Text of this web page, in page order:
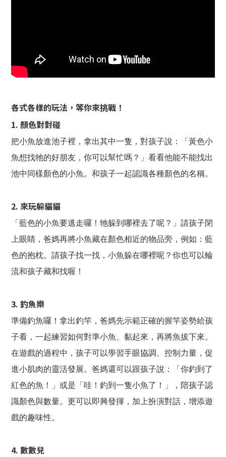
各式各樣的玩法，等你來挑戰！
1. 顏色對對碰
把小魚放進池子裡，拿出其中一隻，對孩子說：「黃色小
魚想找牠的好朋友，你可以幫忙嗎？」看看他能不能找出
池中同樣顏色的小魚。和孩子一起認識各種顏色的名稱。
2. 來玩躲貓貓
「藍色的小魚要逃走囉！牠躲到哪裡去了呢？」請孩子閉
上眼睛，爸媽再將小魚藏在顏色相近的物品旁，例如：藍
色的抱枕。請孩子找一找，小魚躲在哪裡呢？你也可以輪
流和孩子藏和找喔！
3. 釣魚樂
準備釣魚囉！拿出釣竿，爸媽先示範正確的握竿姿勢給孩
子看，一起練習如何對準小魚、黏起來，再將魚拔下來。
在遊戲的過程中，孩子可以學習手眼協調、控制力量，促
進小肌肉的靈活發展。爸媽還可以跟孩子說：「你釣到了
紅色的魚！」或是「哇！釣到一隻小魚了！」，陪孩子認
識顏色與數量。更可以即興發揮，加上扮演對話，增添遊
戲的趣味性。
4. 數數兒